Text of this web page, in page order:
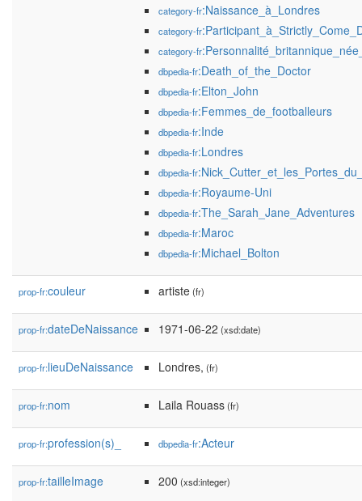
category-fr:Naissance_à_Londres
category-fr
category-fr
dbpedia-fr:Death_of_the_Doctor
dbpedia-fr:Elton_John
dbpedia-fr:Femmes_de_footballeurs
dbpedia-fr:Inde
dbpedia-fr:Londres
dbpedia-fr
dbpedia-fr:Royaume-Uni
dbpedia-fr:The_Sarah_Jane_Adventures
dbpedia-fr:Maroc
dbpedia-fr:Michael_Bolton
prop-fr:couleur artiste(fr)
prop-fr:dateDeNaissance 1971-06-22 (xsd:date)
prop-fr:lieuDeNaissance Londres, (fr)
prop-fr:nom Laila Rouass(fr)
prop-fr:profession(s)_ dbpedia-fr:Acteur
prop-fr:tailleImage 200 (xsd:integer)